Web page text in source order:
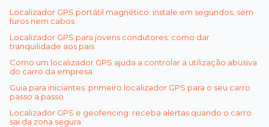
Localizador GPS portátil magnético: instale em segundos, sem
furos nem cabos
Localizador GPS para jovens condutores: como dar
tranquilidade aos pais
Como um localizador GPS ajuda a controlar a utilização abusiva
do carro da empresa
Guia para iniciantes: primeiro localizador GPS para o seu carro
passo a passo
Localizador GPS e geofencing: receba alertas quando o carro
sai da zona segura